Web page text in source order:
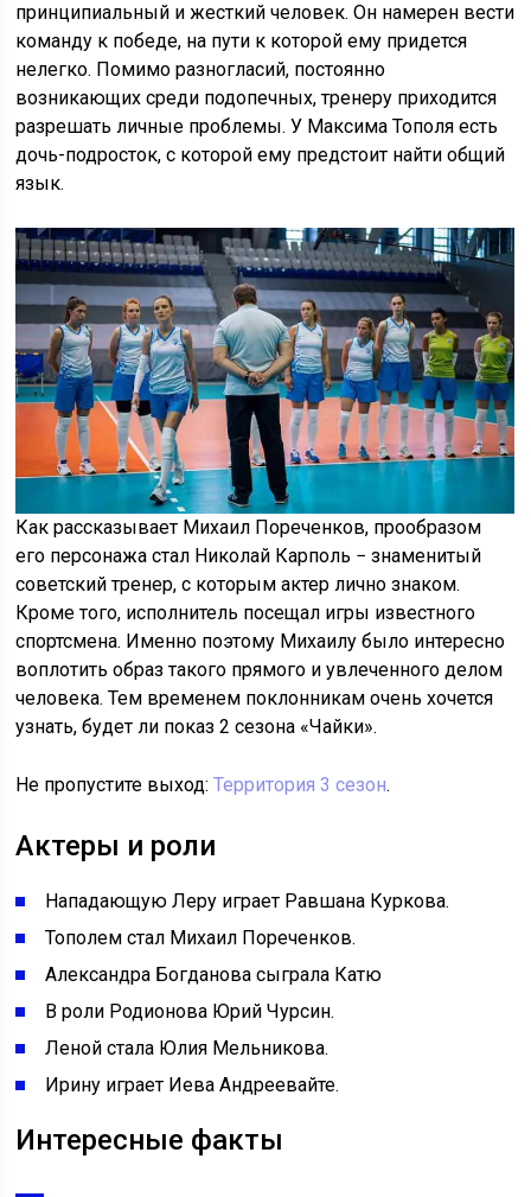
принципиальный и жесткий человек. Он намерен вести
команду к победе, на пути к которой ему придется
нелегко. Помимо разногласий, постоянно
возникающих среди подопечных, тренеру приходится
разрешать личные проблемы. У Максима Тополя есть
дочь-подросток, с которой ему предстоит найти общий
язык.
Как рассказывает Михаил Пореченков, прообразом
его персонажа стал Николай Карполь − знаменитый
советский тренер, с которым актер лично знаком.
Кроме того, исполнитель посещал игры известного
спортсмена. Именно поэтому Михаилу было интересно
воплотить образ такого прямого и увлеченного делом
человека. Тем временем поклонникам очень хочется
узнать, будет ли показ 2 сезона «Чайки».
Не пропустите выход:Территория 3 сезон.
Актеры и роли
Нападающую Леру играет Равшана Куркова.
Тополем стал Михаил Пореченков.
Александра Богданова сыграла Катю
В роли Родионова Юрий Чурсин.
Леной стала Юлия Мельникова.
Ирину играет Иева Андреевайте.
Интересные факты